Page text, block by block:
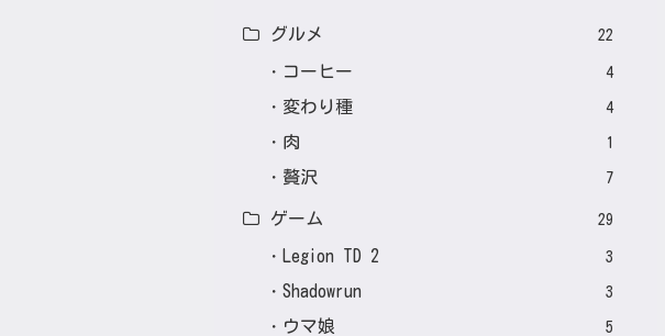
グルメ 22
コーヒー 4
変わり種 4
肉 1
贅沢 7
ゲーム 29
Legion TD 2 3
Shadowrun 3
ウマ娘 5